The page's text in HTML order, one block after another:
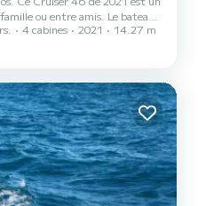
entre amis. Le bateau
et d'une capacité de 10
de 14 mètres, il sera votre
4 cabines 2021 14.27 m